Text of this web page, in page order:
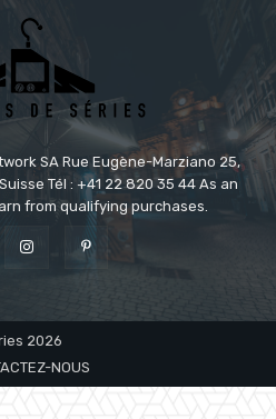
SA Rue Eugène-Marziano 25,
Tél : +41 22 820 35 44 As an
from qualifying purchases.
2026
NOUS